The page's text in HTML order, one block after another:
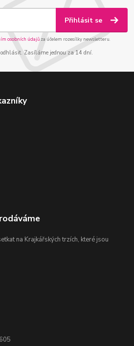
Přihlásit se
osobních údajůza účelem rozesílky newsletteru.
odhlásit. Zasíláme jednou za 14 dní.
na Krajkářských trzích, které jsou